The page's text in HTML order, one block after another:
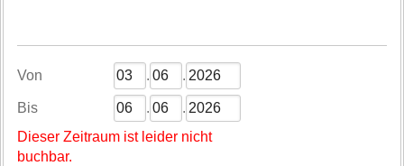
Von . .
Bis .
.
Dieser Zeitraum ist leider nicht
buchbar.